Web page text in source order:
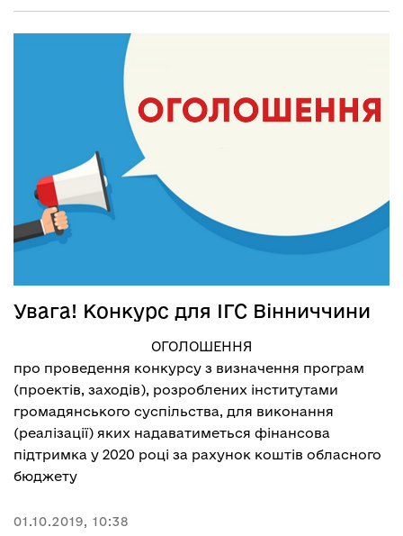
Увага! Конкурс для ІГС Вінниччини
ОГОЛОШЕННЯ
про проведення конкурсу з визначення програм
(проектів, заходів), розроблених інститутами
громадянського суспільства, для виконання
(реалізації) яких надаватиметься фінансова
підтримка у 2020 році за рахунок коштів обласного
бюджету
01.10.2019, 10:38